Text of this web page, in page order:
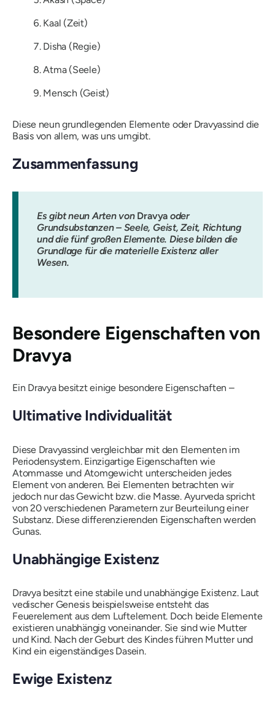
Kaal (Zeit)
Disha (Regie)
Atma(Seele)
Mensch (Geist)
Diese neun grundlegenden Elemente oder Dravyassind die
Basis von allem, was uns umgibt.
Zusammenfassung
Es gibt neun Arten von Dravya oder
Grundsubstanzen – Seele, Geist, Zeit, Richtung
und die fünf großen Elemente. Diese bilden die
Grundlage für die materielle Existenz aller
Wesen.
Besondere Eigenschaften von
Dravya
Ein Dravyabesitzt einige besondere Eigenschaften –
Ultimative Individualität
Diese Dravyassind vergleichbar mit den Elementen im
Periodensystem. Einzigartige Eigenschaften wie
Atommasse und Atomgewicht unterscheiden jedes
Element von anderen. Bei Elementen betrachten wir
jedoch nur das Gewicht bzw. die Masse. Ayurveda spricht
von 20 verschiedenen Parametern zur Beurteilung einer
Substanz. Diese differenzierenden Eigenschaften werden
Gunas.
Unabhängige Existenz
Dravyabesitzt eine stabile und unabhängige Existenz. Laut
vedischer Genesis beispielsweise entsteht das
Feuerelement aus dem Luftelement. Doch beide Elemente
existieren unabhängig voneinander. Sie sind wie Mutter
und Kind. Nach der Geburt des Kindes führen Mutter und
Kind ein eigenständiges Dasein.
Ewige Existenz